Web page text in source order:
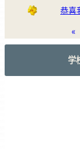
恭喜
«
学